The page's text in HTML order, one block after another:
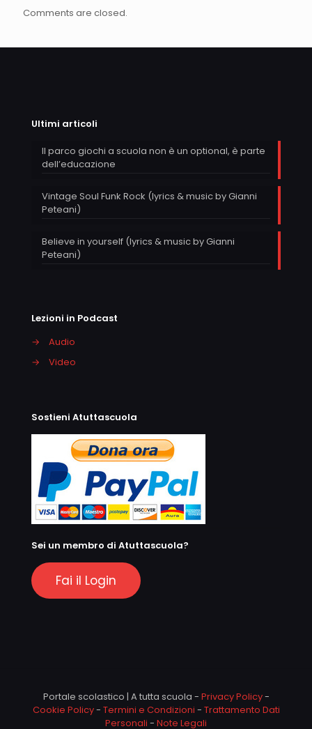
Comments are closed.
Ultimi articoli
Il parco giochi a scuola non è un optional, è parte
dell’educazione
Vintage Soul Funk Rock (lyrics & music by Gianni
Peteani)
Believe in yourself (lyrics & music by Gianni
Peteani)
Lezioni in Podcast
→
Audio
→
Video
Sostieni Atuttascuola
Sei un membro di Atuttascuola?
Fai il Login
Portale scolastico | A tutta scuola - Privacy Policy-
Cookie Policy- Termini e Condizioni - Trattamento Dati
Personali - Note Legali